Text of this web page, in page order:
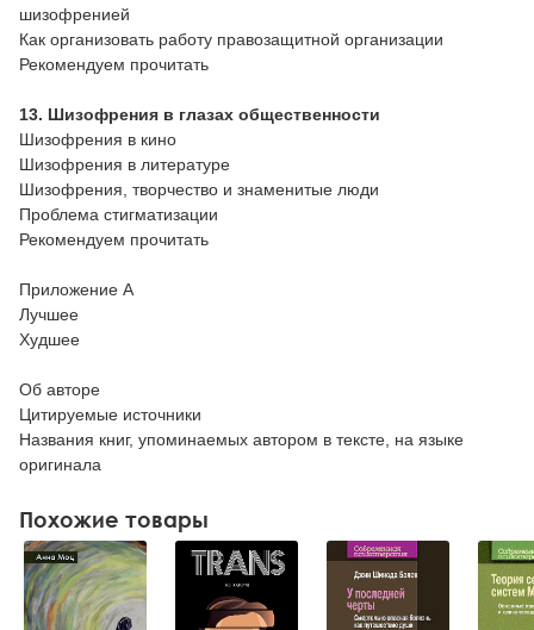
шизофренией
Как организовать работу правозащитной организации
Рекомендуем прочитать
13. Шизофрения в глазах общественности
Шизофрения в кино
Шизофрения в литературе
Шизофрения, творчество и знаменитые люди
Проблема стигматизации
Рекомендуем прочитать
Приложение А
Лучшее
Худшее
Об авторе
Цитируемые источники
Названия книг, упоминаемых автором в тексте, на языке
оригинала
Похожие товары